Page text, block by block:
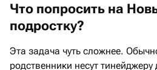
Что попросить на
подростку?
Эта задача чуть сложнее.
родственники несут